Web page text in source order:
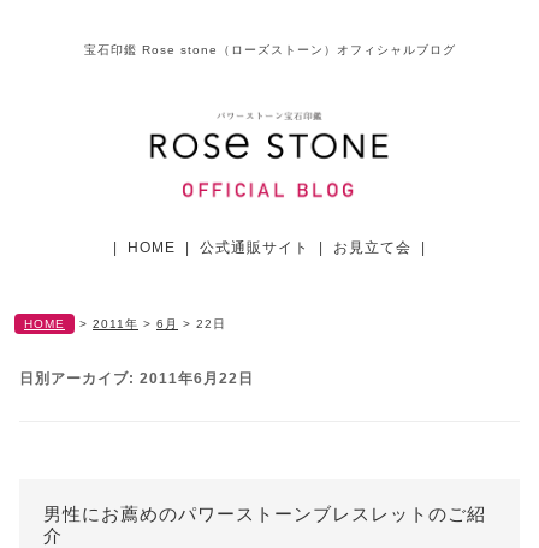
宝石印鑑 Rose stone（ローズストーン）オフィシャルブログ
HOME 公式通販サイト お見立て会
HOME > 2011年 > 6月 > 22日
日別アーカイブ: 2011年6月22日
男性にお薦めのパワーストーンブレスレットのご紹
介